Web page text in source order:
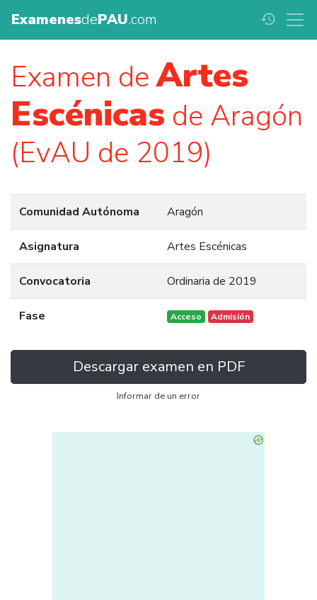
ExamenesdePAU.com history
Examen deArtes
Escénicas de Aragón
(EvAU de 2019)
Comunidad Autónoma Aragón
Asignatura Artes Escénicas
Convocatoria Ordinaria de 2019
Fase Acceso Admisión
Descargar examen en PDF
Informar de un error